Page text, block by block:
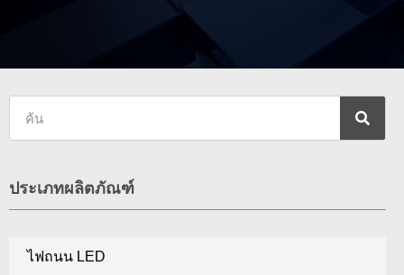
ประเภทผลิตภัณฑ์
ไฟถนน LED